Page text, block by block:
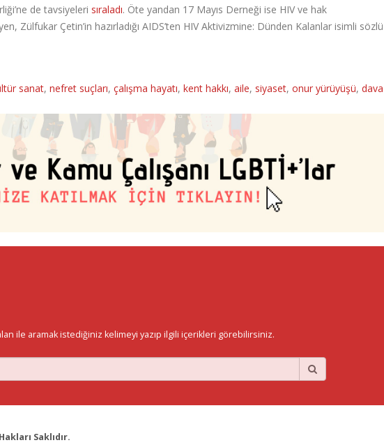
de tavsiyeleri sıraladı. Öte yandan 17 Mayıs Derneği ise HIV ve hak
Zülfukar Çetin’in hazırladığı AIDS’ten HIV Aktivizmine: Dünden Kalanlar isimli sözlü
sanat, nefret suçları, çalışma hayatı, kent hakkı, aile, siyaset, onur yürüyüşü, dava
ile aramak istediğiniz kelimeyi yazıp ilgili içerikleri görebilirsiniz.
Saklıdır.